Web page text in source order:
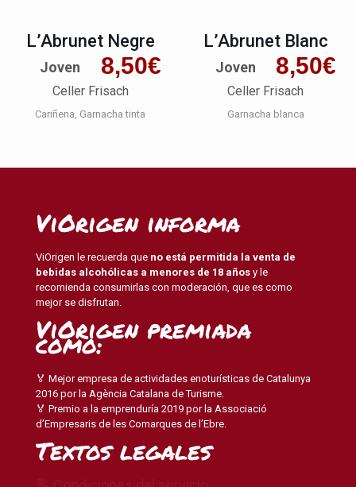
L’Abrunet Negre
8,50€
Joven
Celler Frisach
Cariñena Garnacha tinta
L’Abrunet Blanc
8,50€
Joven
Celler Frisach
Garnacha blanca
ViOrigen informa
ViOrigen le recuerda que no está permitida la venta de
bebidas alcohólicas a menores de 18 años y le
recomienda consumirlas con moderación, que es como
mejor se disfrutan.
ViOrigen premiada
como:
🏅 Mejor empresa de actividades enoturísticas de Catalunya
2016 por la Agència Catalana de Turisme.
🏅 Premio a la emprenduría 2019 por la Associació
d’Empresaris de les Comarques de l’Ebre.
Textos legales